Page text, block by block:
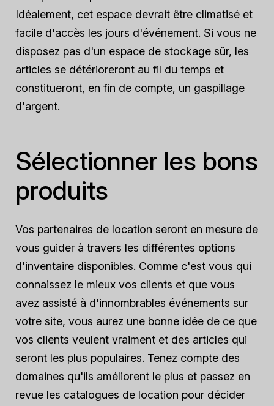
Idéalement, cet espace devrait être climatisé et
facile d'accès les jours d'événement. Si vous ne
disposez pas d'un espace de stockage sûr, les
articles se détérioreront au fil du temps et
constitueront, en fin de compte, un gaspillage
d'argent.
Sélectionner les bons
produits
Vos partenaires de location seront en mesure de
vous guider à travers les différentes options
d'inventaire disponibles. Comme c'est vous qui
connaissez le mieux vos clients et que vous
avez assisté à d'innombrables événements sur
votre site, vous aurez une bonne idée de ce que
vos clients veulent vraiment et des articles qui
seront les plus populaires. Tenez compte des
domaines qu'ils améliorent le plus et passez en
revue les catalogues de location pour décider